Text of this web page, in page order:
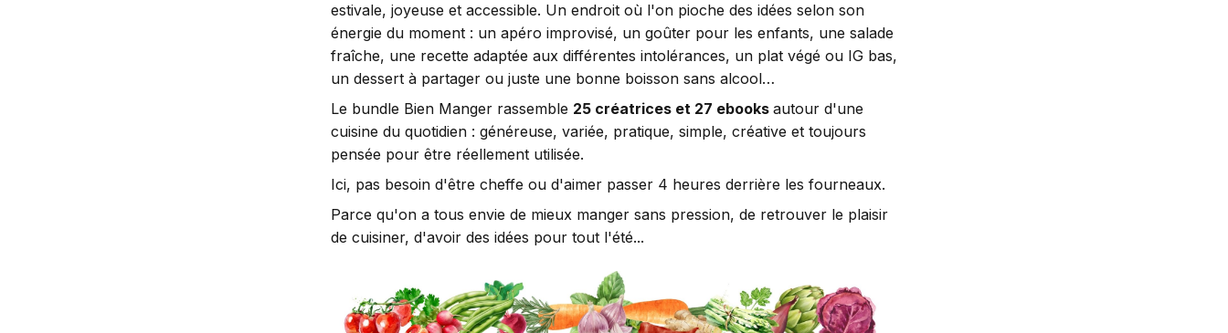
estivale, joyeuse et accessible. Un endroit où l'on pioche des idées selon son
énergie du moment : un apéro improvisé, un goûter pour les enfants, une salade
fraîche, une recette adaptée aux différentes intolérances, un plat végé ou IG bas,
un dessert à partager ou juste une bonne boisson sans alcool…
Le bundle Bien Manger rassemble 25 créatrices et 27 ebooks autour d'une
cuisine du quotidien : généreuse, variée, pratique, simple, créative et toujours
pensée pour être réellement utilisée.
Ici, pas besoin d'être cheffe ou d'aimer passer 4 heures derrière les fourneaux.
Parce qu'on a tous envie de mieux manger sans pression, de retrouver le plaisir
de cuisiner, d'avoir des idées pour tout l'été...